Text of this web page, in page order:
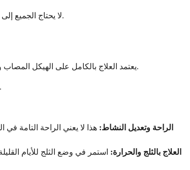
لا يحتاج الجميع إلى التصوير فورًا. سيقرر طبيبك بناءً على أعراضك ونتائج الفحص. في بعض الأحيان، سيبدأون العلاج ويطلبون التصوير فقط إذا لم تتحسن الحالة كما هو متوقع.
يعتمد العلاج بالكامل على الهيكل المصاب ومدى شدته. الخبر السار هو أن العديد من إصابات الركبة تتعافى بشكل جيد دون جراحة عند علاجها بشكل مناسب. دعني أستعرض معك الأساليب الشائعة.
معظم الإصابات الخفيفة إلى المعتدلة تستجيب جيدًا للعلاج التحفظي. هذا يعني إدارة الأعراض ودعم عملية الشفاء الطبيعية لجسمك دون إجراءات جراحية.
الراحة وتعديل النشاط: هذا لا يعني الراحة التامة
العلاج بالثلج والحرارة: